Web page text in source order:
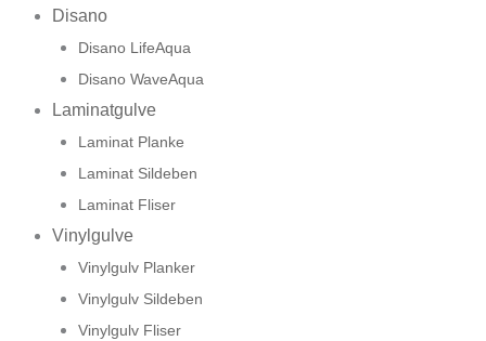
Disano
Disano LifeAqua
Disano WaveAqua
Laminatgulve
Laminat Planke
Laminat Sildeben
Laminat Fliser
Vinylgulve
Vinylgulv Planker
Vinylgulv Sildeben
Vinylgulv Fliser